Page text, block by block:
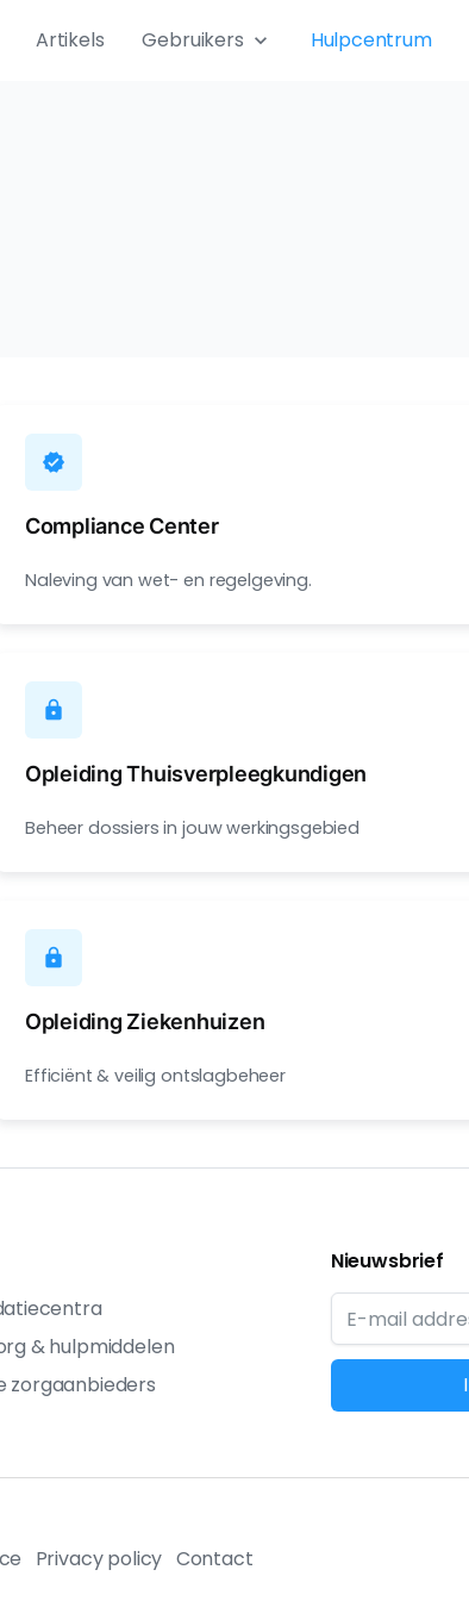
Artikels Gebruikers expand_more Hulpcentrum
verified
Compliance Center
Naleving van wet- en regelgeving.
lock
Opleiding Thuisverpleegkundigen
Beheer dossiers in jouw werkingsgebied
lock
Opleiding Ziekenhuizen
Efficiënt & veilig ontslagbeheer
& hulpmiddelen
zorgaanbieders
Nieuwsbrief
Privacy policy Contact